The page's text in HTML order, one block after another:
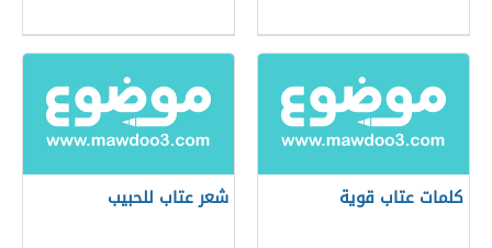
كلمات عتاب قوية شعر عتاب للحبيب